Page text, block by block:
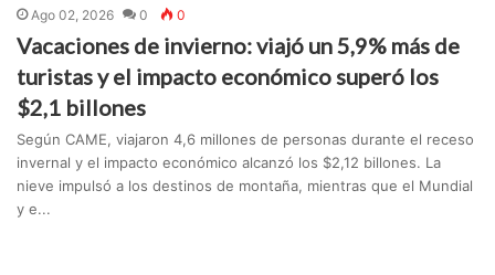
Ago 02, 2026 0 0
Vacaciones de invierno: viajó un 5,9% más de
turistas y el impacto económico superó los
$2,1 billones
Según CAME, viajaron 4,6 millones de personas durante el receso
invernal y el impacto económico alcanzó los $2,12 billones. La
nieve impulsó a los destinos de montaña, mientras que el Mundial
y e...